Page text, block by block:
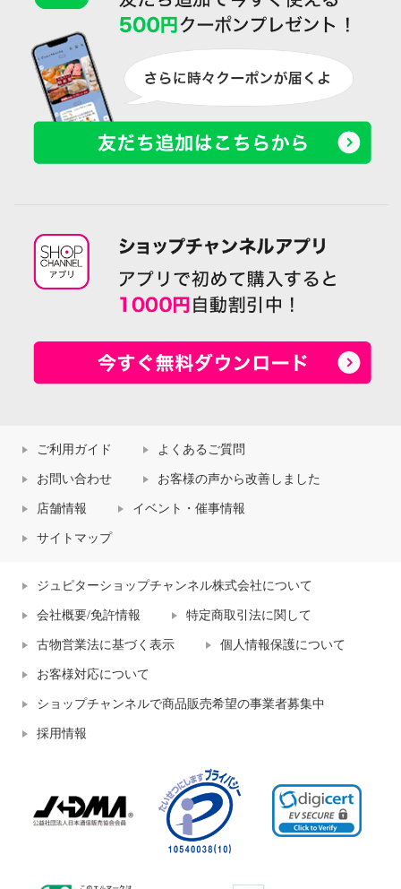
ご利用ガイド よくあるご質問
お問い合わせ お客様の声から改善しました
店舗情報 イベント・催事情報
サイトマップ
ジュピターショップチャンネル株式会社について
会社概要/免許情報 特定商取引法に関して
古物営業法に基づく表示 個人情報保護について
お客様対応について
ショップチャンネルで商品販売希望の事業者募集中
採用情報